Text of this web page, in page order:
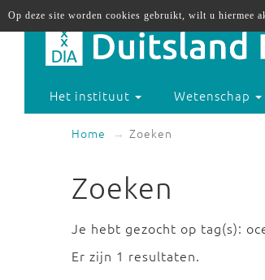
Het instituut Wetenschap
Home Zoeken
Zoeken
Je hebt gezocht op tag(s):
Er zijn 1 resultaten.
Op deze site worden cookies gebruikt, wilt u hiermee